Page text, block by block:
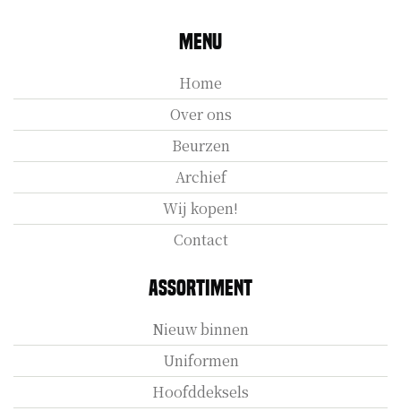
Menu
Home
Over ons
Beurzen
Archief
Wij kopen!
Contact
Assortiment
Nieuw binnen
Uniformen
Hoofddeksels